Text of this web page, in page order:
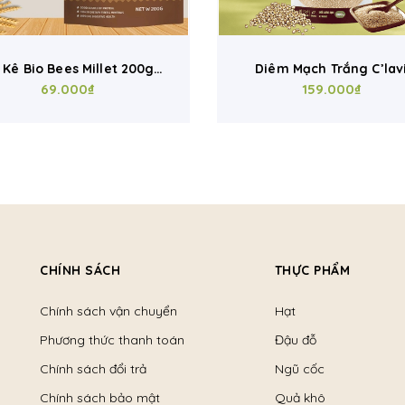
Mạch Trắng C’lavie
– Hạt Quinoa Hữu Cơ,
159.000₫
Hạt Kê Hữu Cơ Markal
Ăn Dặm, Ăn Chay, Làm
199.000₫
CHÍNH SÁCH
Chính sách vận chuyển
Phương thức thanh toán
Chính sách đổi trả
Chính sách bảo mật
THỰC PHẨM
Hạt
Đậu đỗ
Ngũ cốc
Quả khô